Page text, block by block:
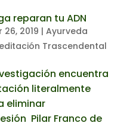
reparan tu ADN
26, 2019 | Ayurveda
Trascendental
encuentra
literalmente
eliminar
Pilar Franco de